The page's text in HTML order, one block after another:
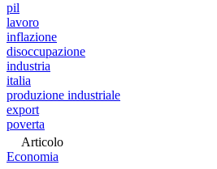
pil
lavoro
inflazione
disoccupazione
industria
italia
produzione industriale
export
poverta
Articolo
Economia